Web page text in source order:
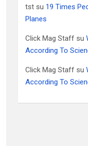
tst su 19 Times
Planes
Click Mag Staff su
According To
Click Mag Staff su
According To